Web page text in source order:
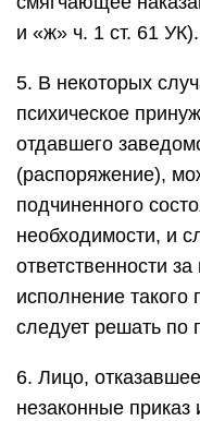
и «ж» ч. 1 ст. 61 УК).
5. В некоторых
психическое
отдавшего
(распоряжение),
подчиненного
необходимости, и
ответственности
исполнение такого
следует решать по
6. Лицо,
незаконные